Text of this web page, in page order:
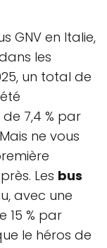
GNV en Italie,
les
un total de
7,4 % par
ne vous
Les bus
avec une
15 % par
le héros de